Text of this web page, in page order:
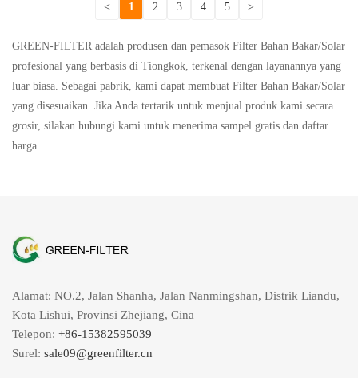
< 1 2 3 4 5 >
GREEN-FILTER adalah produsen dan pemasok Filter Bahan Bakar/Solar
profesional yang berbasis di Tiongkok, terkenal dengan layanannya yang
luar biasa. Sebagai pabrik, kami dapat membuat Filter Bahan Bakar/Solar
yang disesuaikan. Jika Anda tertarik untuk menjual produk kami secara
grosir, silakan hubungi kami untuk menerima sampel gratis dan daftar
harga.
Alamat: NO.2, Jalan Shanha, Jalan Nanmingshan, Distrik Liandu,
Kota Lishui, Provinsi Zhejiang, Cina
Telepon: +86-15382595039
Surel: sale09@greenfilter.cn